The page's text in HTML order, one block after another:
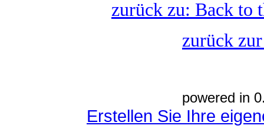
zurück zu: Back to
zurück
powered in
Erstellen Sie Ihre